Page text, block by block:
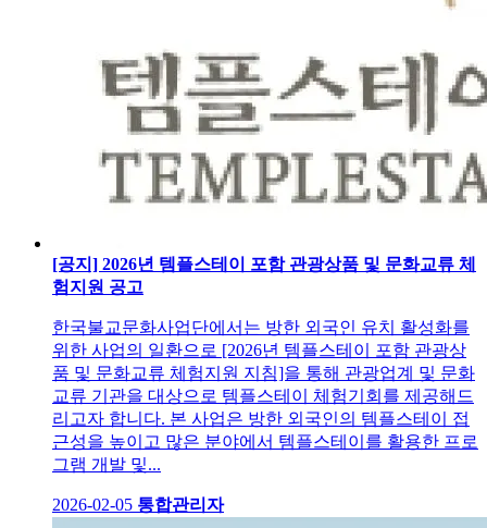
[공지] 2026년 템플스테이 포함 관광상품 및 문화교류 체
험지원 공고
한국불교문화사업단에서는 방한 외국인 유치 활성화를
위한 사업의 일환으로 [2026년 템플스테이 포함 관광상
품 및 문화교류 체험지원 지침]을 통해 관광업계 및 문화
교류 기관을 대상으로 템플스테이 체험기회를 제공해드
리고자 합니다. 본 사업은 방한 외국인의 템플스테이 접
근성을 높이고 많은 분야에서 템플스테이를 활용한 프로
그램 개발 및...
2026-02-05 통합관리자